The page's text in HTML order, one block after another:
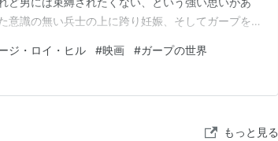
意識の無い兵士の上に跨り妊娠、そしてガープを産
ことから、「ニューヨークに行って小説を書こうと
ゃあ、私も小…
ジ・ロイ・ヒル #映画 #ガープの世界
もっと見る